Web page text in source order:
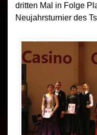
dritten Mal in Folge
Neujahrsturnier des